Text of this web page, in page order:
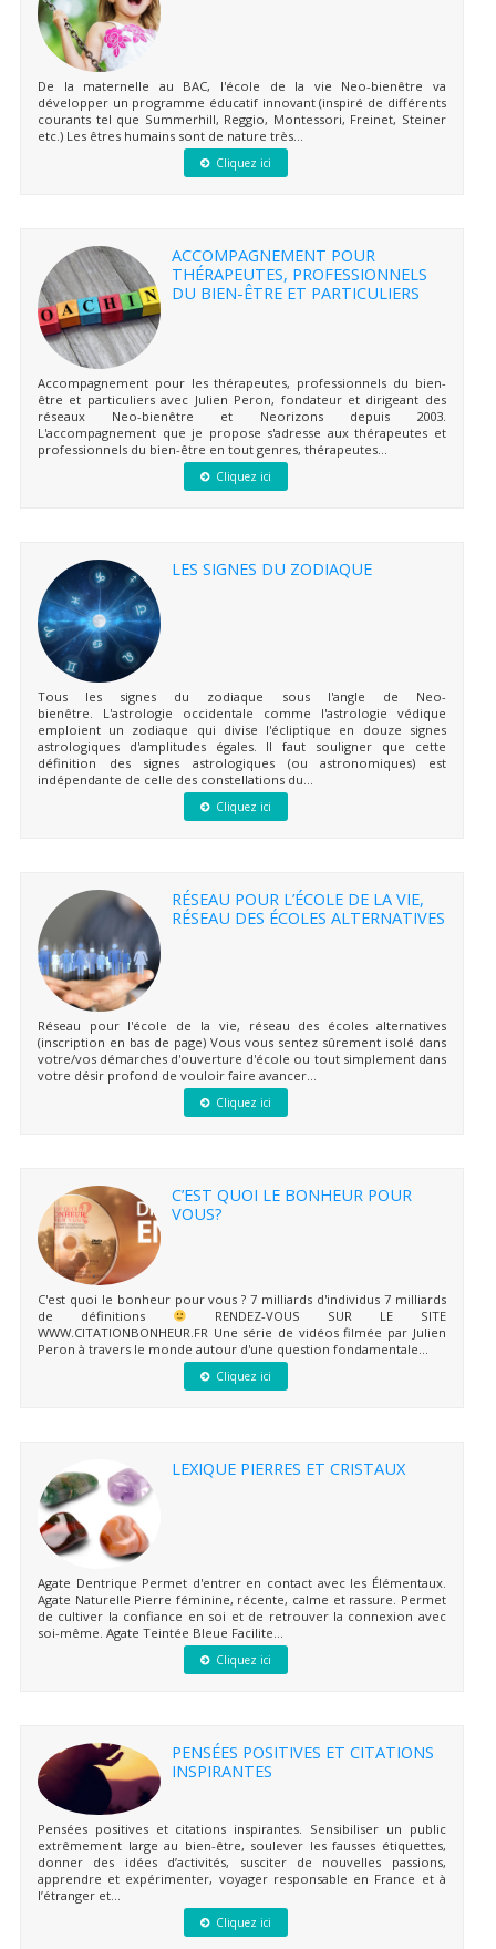
De la maternelle au BAC, l'école de la vie Neo-bienêtre va
développer un programme éducatif innovant (inspiré de différents
courants tel que Summerhill, Reggio, Montessori, Freinet, Steiner
etc.) Les êtres humains sont de nature très...
Cliquez ici
ACCOMPAGNEMENT POUR
THÉRAPEUTES, PROFESSIONNELS
DU BIEN-ÊTRE ET PARTICULIERS
Accompagnement pour les thérapeutes, professionnels du bien-
être et particuliers avec Julien Peron, fondateur et dirigeant des
réseaux Neo-bienêtre et Neorizons depuis 2003.
L'accompagnement que je propose s'adresse aux thérapeutes et
professionnels du bien-être en tout genres, thérapeutes...
Cliquez ici
LES SIGNES DU ZODIAQUE
Tous les signes du zodiaque sous l'angle de Neo-
bienêtre. L'astrologie occidentale comme l'astrologie védique
emploient un zodiaque qui divise l'écliptique en douze signes
astrologiques d'amplitudes égales. Il faut souligner que cette
définition des signes astrologiques (ou astronomiques) est
indépendante de celle des constellations du...
Cliquez ici
RÉSEAU POUR L’ÉCOLE DE LA VIE,
RÉSEAU DES ÉCOLES ALTERNATIVES
Réseau pour l'école de la vie, réseau des écoles alternatives
(inscription en bas de page) Vous vous sentez sûrement isolé dans
votre/vos démarches d'ouverture d'école ou tout simplement dans
votre désir profond de vouloir faire avancer...
Cliquez ici
C’EST QUOI LE BONHEUR POUR
VOUS?
C'est quoi le bonheur pour vous ? 7 milliards d'individus 7 milliards
de définitions
RENDEZ-VOUS SUR LE SITE
WWW.CITATIONBONHEUR.FR Une série de vidéos filmée par Julien
Peron à travers le monde autour d'une question fondamentale...
Cliquez ici
LEXIQUE PIERRES ET CRISTAUX
Agate Dentrique Permet d'entrer en contact avec les Élémentaux.
Agate Naturelle Pierre féminine, récente, calme et rassure. Permet
de cultiver la confiance en soi et de retrouver la connexion avec
soi-même. Agate Teintée Bleue Facilite...
Cliquez ici
PENSÉES POSITIVES ET CITATIONS
INSPIRANTES
Pensées positives et citations inspirantes. Sensibiliser un public
extrêmement large au bien-être, soulever les fausses étiquettes,
donner des idées d’activités, susciter de nouvelles passions,
apprendre et expérimenter, voyager responsable en France et à
l’étranger et...
Cliquez ici